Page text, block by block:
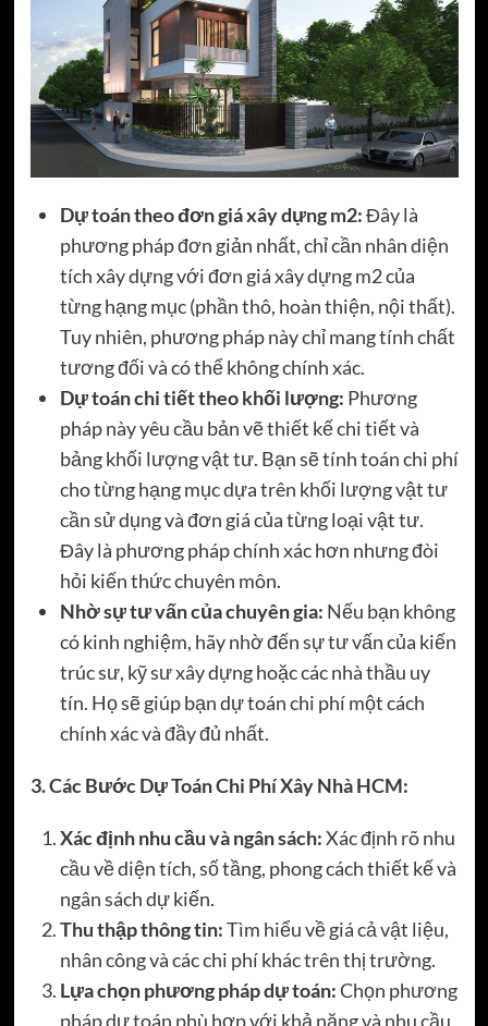
Dự toán theo đơn giá xây dựng m2:Đây là
phương pháp đơn giản nhất, chỉ cần nhân diện
tích xây dựng với đơn giá xây dựng m2 của
từng hạng mục (phần thô, hoàn thiện, nội thất).
Tuy nhiên, phương pháp này chỉ mang tính chất
tương đối và có thể không chính xác.
Dự toán chi tiết theo khối lượng: Phương
pháp này yêu cầu bản vẽ thiết kế chi tiết và
bảng khối lượng vật tư. Bạn sẽ tính toán chi phí
cho từng hạng mục dựa trên khối lượng vật tư
cần sử dụng và đơn giá của từng loại vật tư.
Đây là phương pháp chính xác hơn nhưng đòi
hỏi kiến thức chuyên môn.
Nhờ sự tư vấn của chuyên gia: Nếu bạn không
có kinh nghiệm, hãy nhờ đến sự tư vấn của kiến
trúc sư, kỹ sư xây dựng hoặc các nhà thầu uy
tín. Họ sẽ giúp bạn dự toán chi phí một cách
chính xác và đầy đủ nhất.
3. Các Bước Dự Toán Chi Phí Xây Nhà HCM:
Xác định nhu cầu và ngân sách:Xác định rõ nhu
cầu về diện tích, số tầng, phong cách thiết kế và
ngân sách dự kiến.
Thu thập thông tin:Tìm hiểu về giá cả vật liệu,
nhân công và các chi phí khác trên thị trường.
Lựa chọn phương pháp dự toán:Chọn phương
pháp dự toán phù hợp với khả năng và nhu cầu